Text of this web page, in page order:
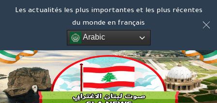
Les actualités les plus importantes et les plus récentes
du monde en français
Arabic